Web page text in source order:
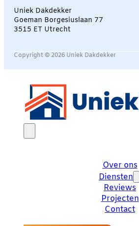
Uniek Dakdekker
Goeman Borgesiuslaan 77
3515 ET Utrecht
Copyright © 2026 Uniek Dakdekker
Over ons
Diensten
Reviews
Projecten
Contact